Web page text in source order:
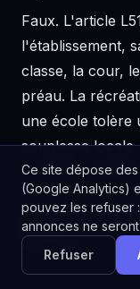
Faux. L'article
l'établissement,
classe, la cour,
préau. La
une école tolère
souplesse
peut être retirée
Mythe : l'école
enfant
Faux et nuancé.
Ce site dépose
(Google Analytics)
pouvez les refuser
annonces ne
Refuser